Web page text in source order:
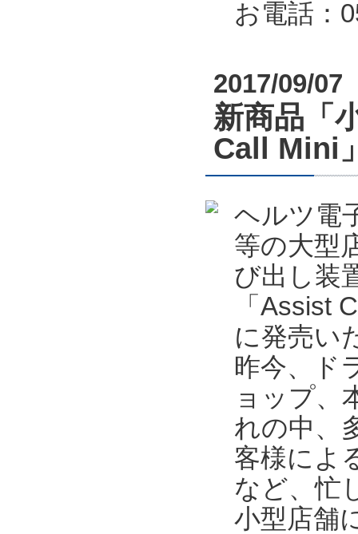
お電話：
2017/09/07
新商品「
Call Mini
ヘルツ電
等の大型
び出し装
「Assist
に発売い
昨今、ド
ョップ、
れの中、
客様によ
など、忙
小型店舗